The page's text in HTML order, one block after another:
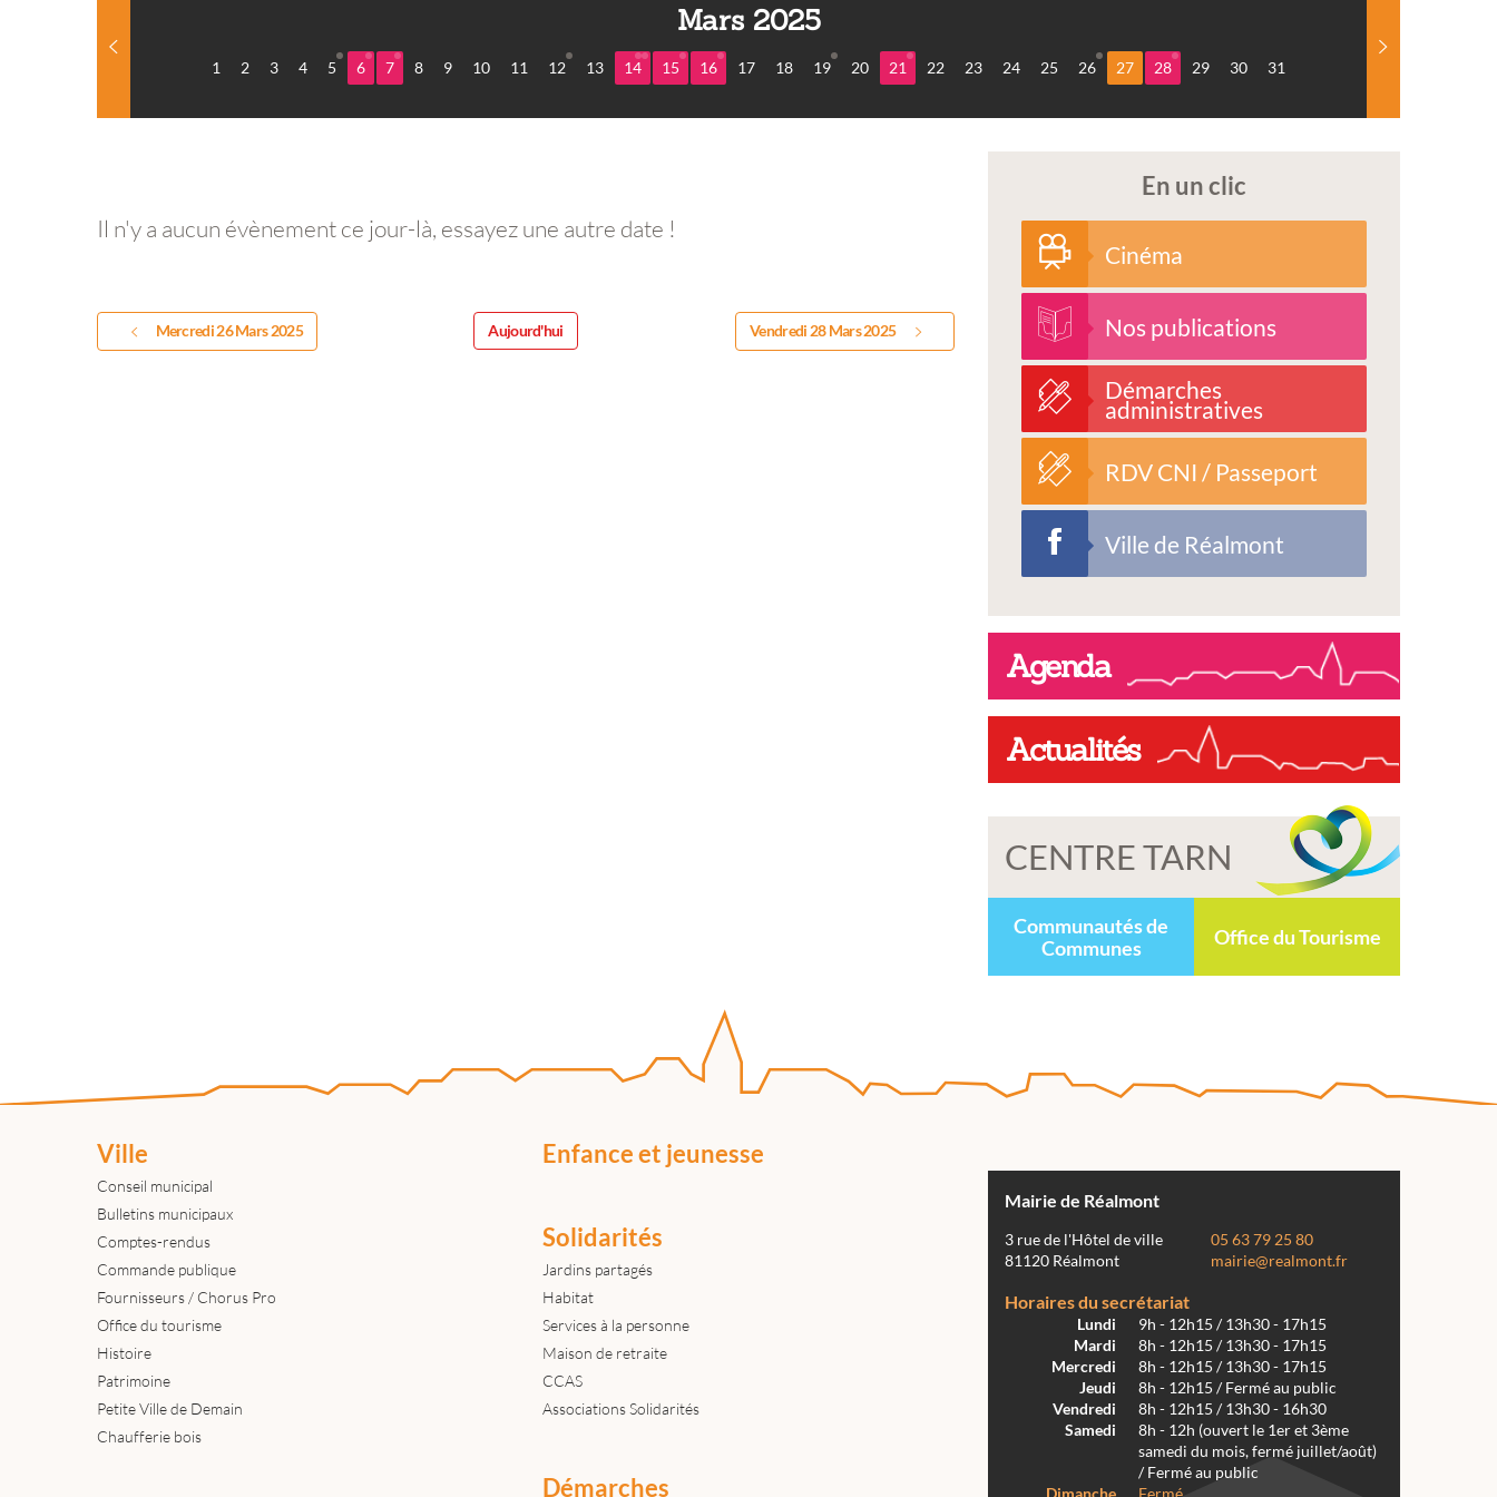
Mars 2025
1 2 3 4 5 6 7 8 9 10 11 12 13 14 15 16 17 18 19 20 21 22 23 24 25 26 27 28 29 30 31
Il n'y a aucun évènement ce jour-là, essayez une autre date !
Mercredi 26 Mars 2025 Aujourd'hui Vendredi 28 Mars 2025
En un clic
Cinéma
Nos publications
Démarches
administratives
RDV CNI / Passeport
Ville de Réalmont
Agenda
Actualités
CENTRE TARN
Communautés de
Communes
Office du Tourisme
Ville
Conseil municipal
Bulletins municipaux
Comptes-rendus
Commande publique
Fournisseurs / Chorus Pro
Office du tourisme
Histoire
Patrimoine
Petite Ville de Demain
Chaufferie bois
Enfance et jeunesse
Solidarités
Jardins partagés
Habitat
Services à la personne
Maison de retraite
CCAS
Associations Solidarités
Démarches
Mairie de Réalmont
3 rue de l'Hôtel de ville
81120 Réalmont
05 63 79 25 80
mairie@realmont.fr
Horaires du secrétariat
Lundi
9h - 12h15 / 13h30 - 17h15
Mardi
8h - 12h15 / 13h30 - 17h15
Mercredi
8h - 12h15 / 13h30 - 17h15
Jeudi
8h - 12h15 / Fermé au public
Vendredi
8h - 12h15 / 13h30 - 16h30
Samedi
8h - 12h (ouvert le 1er et 3ème
samedi du mois, fermé juillet/août)
/ Fermé au public
Dimanche
Fermé